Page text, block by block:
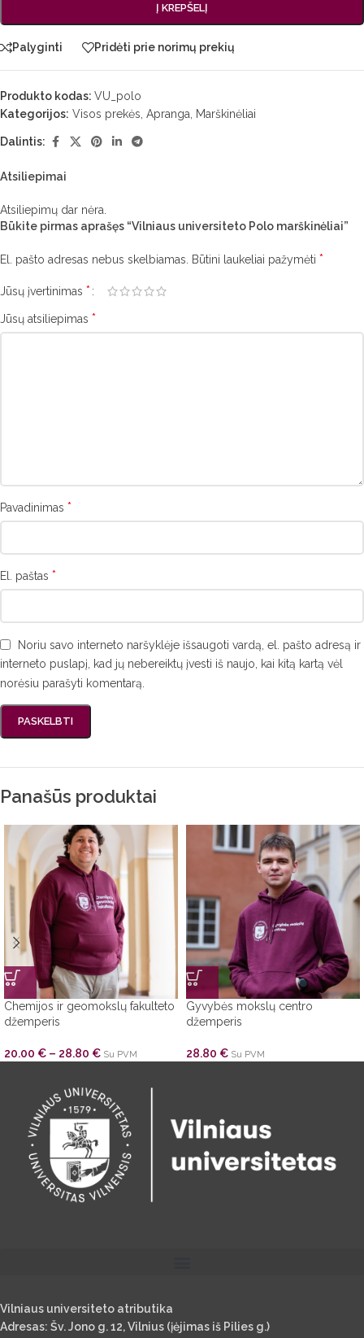
Į KREPŠELĮ
Palyginti Pridėti prie norimų prekių
Produkto kodas: VU_polo
Kategorijos: Visos prekės Apranga Marškinėliai
Dalintis:
Atsiliepimai
Atsiliepimų dar nėra.
Būkite pirmas aprašęs “Vilniaus universiteto Polo marškinėliai”
El. pašto adresas nebus skelbiamas. Būtini laukeliai pažymėti *
Jūsų įvertinimas *
Jūsų atsiliepimas *
Pavadinimas *
El. paštas *
Noriu savo interneto naršyklėje išsaugoti vardą, el. pašto adresą ir
interneto puslapį, kad jų nebereiktų įvesti iš naujo, kai kitą kartą vėl
norėsiu parašyti komentarą.
Panašūs produktai
Chemijos ir geomokslų fakulteto
džemperis
20.00 € – 28.80 € Su PVM
Gyvybės mokslų centro
džemperis
28.80 € Su PVM
Vilniaus universiteto atributika
Adresas: Šv. Jono g. 12, Vilnius (įėjimas iš Pilies g.)